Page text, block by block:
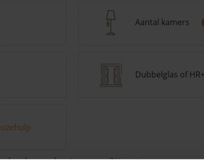
Aantal kamers
Dubbelglas of
kenmerken toevoegen?Voeg toe